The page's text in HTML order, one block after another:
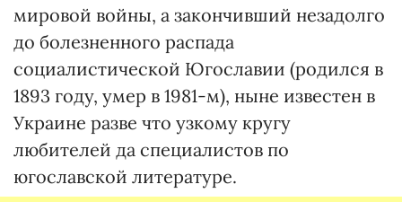
мировой войны, а закончивший незадолго
до болезненного распада
социалистической Югославии (родился в
1893 году, умер в 1981-м), ныне известен в
Украине разве что узкому кругу
любителей да специалистов по
югославской литературе.